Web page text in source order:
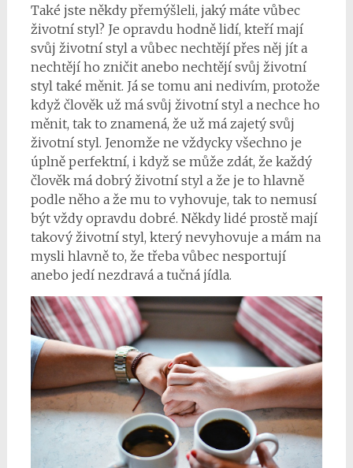
Také jste někdy přemýšleli, jaký máte vůbec
životní styl? Je opravdu hodně lidí, kteří mají
svůj životní styl a vůbec nechtějí přes něj jít a
nechtějí ho zničit anebo nechtějí svůj životní
styl také měnit. Já se tomu ani nedivím, protože
když člověk už má svůj životní styl a nechce ho
měnit, tak to znamená, že už má zajetý svůj
životní styl. Jenomže ne vždycky všechno je
úplně perfektní, i když se může zdát, že každý
člověk má dobrý životní styl a že je to hlavně
podle něho a že mu to vyhovuje, tak to nemusí
být vždy opravdu dobré. Někdy lidé prostě mají
takový životní styl, který nevyhovuje a mám na
mysli hlavně to, že třeba vůbec nesportují
anebo jedí nezdravá a tučná jídla.